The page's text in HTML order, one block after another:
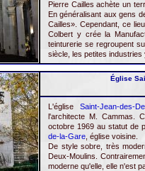
Pierre Cailles achète un
En généralisant aux gens
Cailles». Cependant, ce
Colbert y crée la
teinturerie se regroupent
siècle, les petites
Église
L'église Saint-Jean-des-
l'architecte M. Cammas.
octobre 1969 au statut de
de-la-Gare , église voisine.
De style sobre, très
Deux-Moulins.
moderne qu'elle, elle n'est